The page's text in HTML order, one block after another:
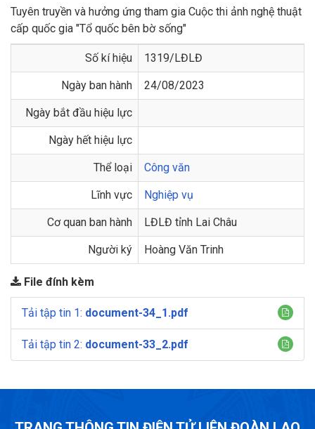
Tuyên truyền và hưởng ứng tham gia Cuộc thi ảnh nghệ thuật
cấp quốc gia "Tổ quốc bên bờ sống"
Số kí hiệu 1319/LĐLĐ
Ngày ban hành 24/08/2023
Ngày bắt đầu hiệu lực
Ngày hết hiệu lực
Thể loại Công văn
Lĩnh vực Nghiệp vụ
Cơ quan ban hành LĐLĐ tỉnh Lai Châu
Người ký Hoàng Văn Trinh
File đính kèm
Tải tập tin 1: document-34_1.pdf
Tải tập tin 2: document-33_2.pdf